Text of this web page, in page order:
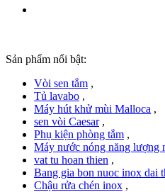
Sản phẩm nổi bật:
Vòi sen tắm ,
Tủ lavabo ,
Máy hút khử mùi Malloca ,
sen vòi Caesar,
Phụ kiện phòng tắm ,
Máy nước nóng năng lượng
vat tu hoan thien ,
Bang gia bon nuoc inox dai
Chậu rửa chén inox ,